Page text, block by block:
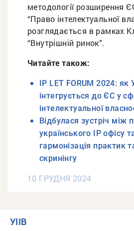
методології розширення
“Право інтелектуальної
розглядається в рамках
“Внутрішній ринок”.
Читайте також:
IP LET FORUM 2024: як
інтегрується до ЄС у
інтелектуальної
Відбулася зустріч між
українського IP офісу
гармонізація практик
скринінгу
10 ГРУДНЯ 2024
УІІВ